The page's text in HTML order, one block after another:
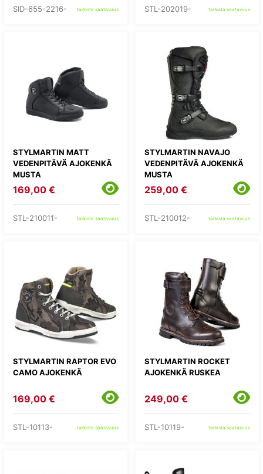
SID-655-2216- tarkista saatavuus STL-202019- tarkista saatavuus
STYLMARTIN MATT
VEDENPITÄVÄ AJOKENKÄ
MUSTA
169,00 €
STL-210011- tarkista saatavuus
STYLMARTIN NAVAJO
VEDENPITÄVÄ AJOKENKÄ
MUSTA
259,00 €
STL-210012- tarkista saatavuus
STYLMARTIN RAPTOR EVO
CAMO AJOKENKÄ
169,00 €
STL-10113- tarkista saatavuus
STYLMARTIN ROCKET
AJOKENKÄ RUSKEA
249,00 €
STL-10119- tarkista saatavuus